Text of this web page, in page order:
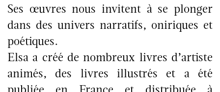
Ses œuvres nous invitent à se plonger
dans des univers narratifs, oniriques et
poétiques.
Elsa a créé de nombreux livres d’artiste
animés, des livres illustrés et a été